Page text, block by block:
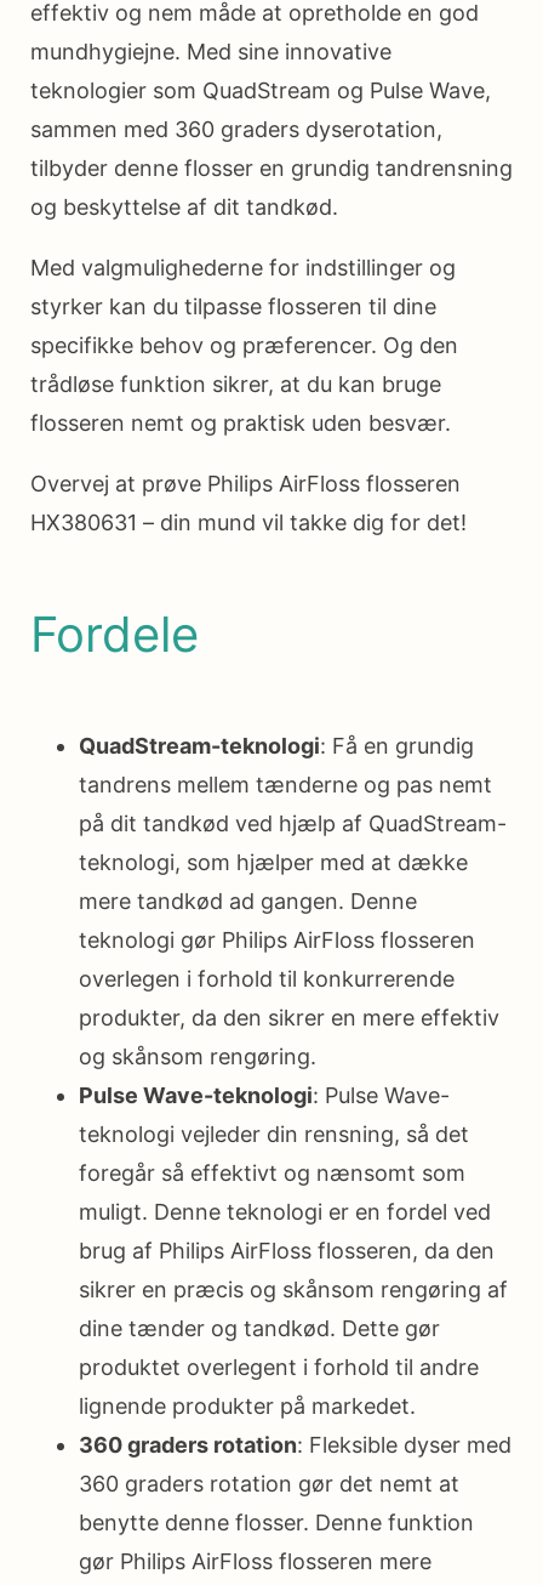
effektiv og nem måde at opretholde en god
mundhygiejne. Med sine innovative
teknologier som QuadStream og Pulse Wave,
sammen med 360 graders dyserotation,
tilbyder denne flosser en grundig tandrensning
og beskyttelse af dit tandkød.
Med valgmulighederne for indstillinger og
styrker kan du tilpasse flosseren til dine
specifikke behov og præferencer. Og den
trådløse funktion sikrer, at du kan bruge
flosseren nemt og praktisk uden besvær.
Overvej at prøve Philips AirFloss flosseren
HX380631 – din mund vil takke dig for det!
Fordele
QuadStream-teknologi: Få en grundig
tandrens mellem tænderne og pas nemt
på dit tandkød ved hjælp af QuadStream-
teknologi, som hjælper med at dække
mere tandkød ad gangen. Denne
teknologi gør Philips AirFloss flosseren
overlegen i forhold til konkurrerende
produkter, da den sikrer en mere effektiv
og skånsom rengøring.
Pulse Wave-teknologi: Pulse Wave-
teknologi vejleder din rensning, så det
foregår så effektivt og nænsomt som
muligt. Denne teknologi er en fordel ved
brug af Philips AirFloss flosseren, da den
sikrer en præcis og skånsom rengøring af
dine tænder og tandkød. Dette gør
produktet overlegent i forhold til andre
lignende produkter på markedet.
360 graders rotation: Fleksible dyser med
360 graders rotation gør det nemt at
benytte denne flosser. Denne funktion
gør Philips AirFloss flosseren mere